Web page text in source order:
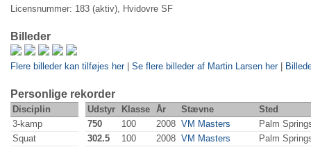
Licensnummer: 183 (aktiv), Hvidovre SF
Billeder
Flere billeder kan tilføjes her| Se flere billeder af Martin Larsen her|
Personlige rekorder
Disciplin Udstyr Klasse År Stævne
Sted
3-kamp
750 100 2008 VM Masters
Palm
Squat
302.5 100 2008 VM Masters
Palm